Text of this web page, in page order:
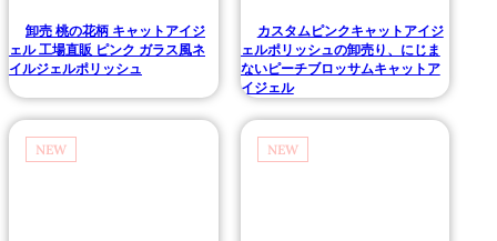
卸売 桃の花柄 キャットアイジ
ェル 工場直販 ピンク ガラス風ネ
イルジェルポリッシュ
カスタムピンクキャットアイジ
ェルポリッシュの卸売り、にじま
ないピーチブロッサムキャットア
イジェル
NEW NEW